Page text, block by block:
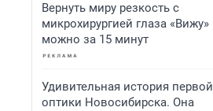
Вернуть миру резкость с
микрохирургией глаза «Вижу»
можно за 15 минут
Удивительная история первой
оптики Новосибирска. Она